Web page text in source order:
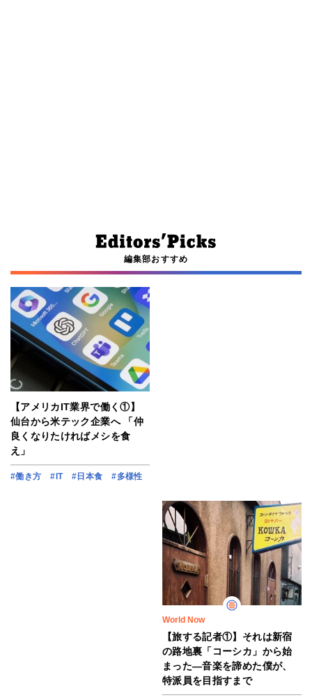
編集部おすすめ
【アメリカIT業界で働く①】
仙台から米テック企業へ 「仲
良くなりたければメシを食
え」
#働き方 #IT #日本食 #多様性
World Now
【旅する記者①】それは新宿
の路地裏「コーシカ」から始
まった―音楽を諦めた僕が、
特派員を目指すまで